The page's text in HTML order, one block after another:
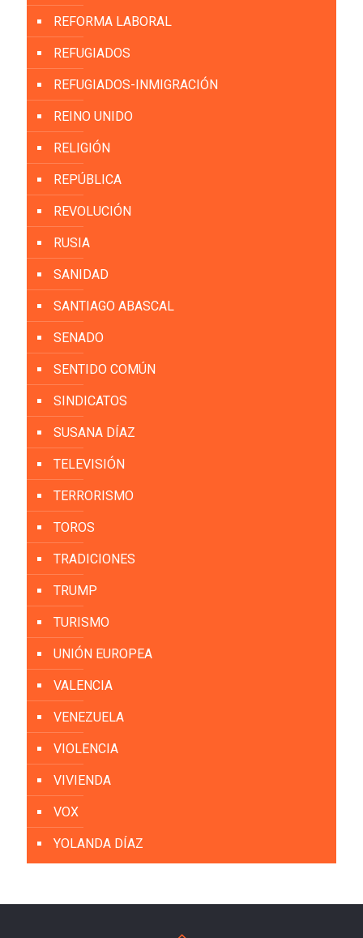
REFORMA LABORAL
REFUGIADOS
REFUGIADOS-INMIGRACIÓN
REINO UNIDO
RELIGIÓN
REPÚBLICA
REVOLUCIÓN
RUSIA
SANIDAD
SANTIAGO ABASCAL
SENADO
SENTIDO COMÚN
SINDICATOS
SUSANA DÍAZ
TELEVISIÓN
TERRORISMO
TOROS
TRADICIONES
TRUMP
TURISMO
UNIÓN EUROPEA
VALENCIA
VENEZUELA
VIOLENCIA
VIVIENDA
VOX
YOLANDA DÍAZ